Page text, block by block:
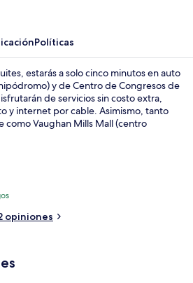
Políticas
estarás a solo cinco minutos en auto
y de Centro de Congresos de
de servicios sin costo extra,
y internet por cable. Asimismo, tanto
como Vaughan Mills Mall (centro
y características como el personal
opiniones